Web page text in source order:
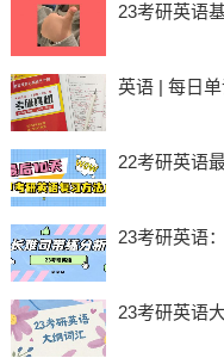
23考研英语
英语 | 每日
22考研英语
23考研英语
23考研英语